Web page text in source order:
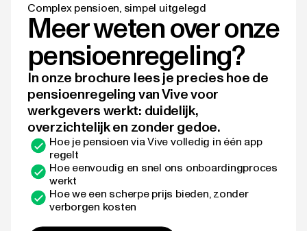
Complex pensioen, simpel uitgelegd
Meer weten over onze
pensioenregeling?
In onze brochure lees je precies hoe de
pensioenregeling van Vive voor
werkgevers werkt: duidelijk,
overzichtelijk en zonder gedoe.
Hoe je pensioen via Vive volledig in één app
regelt
Hoe eenvoudig en snel ons onboardingproces
werkt
Hoe we een scherpe prijs bieden, zonder
verborgen kosten